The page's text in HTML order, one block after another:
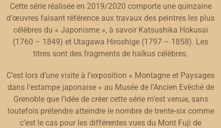
Cette série réalisée en 2019/2020 comporte une quinzaine
d’œuvres faisant référence aux travaux des peintres les plus
célèbres du « Japonisme », à savoir Katsushika Hokusaï
(1760 – 1849) et Utagawa Hiroshige (1797 – 1858). Les
titres sont des fragments de haïkus célèbres.
C’est lors d’une visite à l’exposition « Montagne et Paysages
dans l’estampe japonaise » au Musée de l’Ancien Evêché de
Grenoble que l’idée de créer cette série m’est venue, sans
toutefois prétendre atteindre le nombre de trente-six comme
c’est le cas pour les différentes vues du Mont Fuji de